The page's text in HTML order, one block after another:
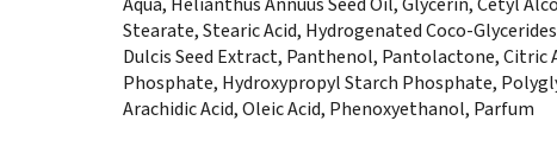
Stearate, Stearic Acid, Hydrogenated Coco-
Dulcis Seed Extract, Panthenol, Pantolactone, Citric
Phosphate, Hydroxypropyl Starch Phosphate,
Arachidic Acid, Oleic Acid, Phenoxyethanol, Parfum